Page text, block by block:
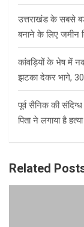
उत्तराखंड के सबसे
बनाने के लिए जमीन
कांवड़ियों के भेष में
झटका देकर भागे,
पूर्व सैनिक की
पिता ने लगाया है
Related